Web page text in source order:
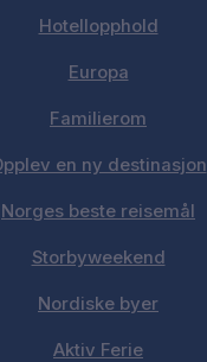
Hotellopphold
Europa
Familierom
en ny destinasjon
Norges beste reisemål
Storbyweekend
Nordiske byer
Aktiv Ferie